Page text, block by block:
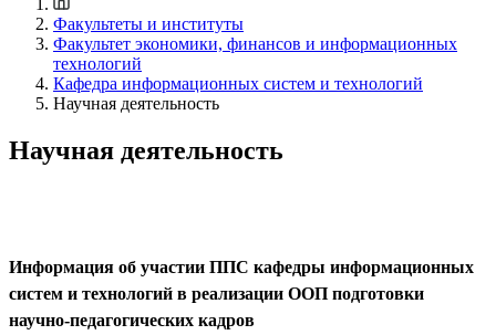
Факультеты и институты
Факультет экономики, финансов и информационных
технологий
Кафедра информационных систем и технологий
Научная деятельность
Научная деятельность
Информация об участии ППС кафедры информационных
систем и технологий в реализации ООП подготовки
научно-педагогических кадров